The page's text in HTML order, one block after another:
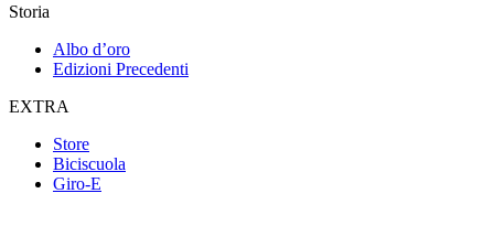
Storia
Albo d’oro
Edizioni Precedenti
EXTRA
Store
Biciscuola
Giro-E